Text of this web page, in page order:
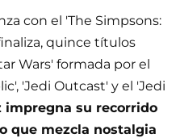
con el 'The Simpsons:
quince títulos
Wars' formada por el
'Jedi Outcast' y el 'Jedi
impregna su recorrido
que mezcla nostalgia